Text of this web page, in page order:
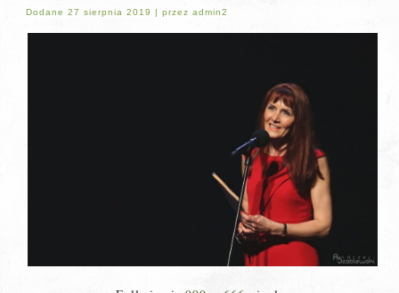
Dodane 27 sierpnia 2019 |przez admin2